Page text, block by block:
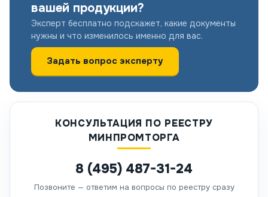
вашей продукции?
Эксперт бесплатно подскажет, какие документы
нужны и что изменилось именно для вас.
Задать вопрос эксперту
КОНСУЛЬТАЦИЯ ПО РЕЕСТРУ
МИНПРОМТОРГА
8 (495) 487-31-24
Позвоните — ответим на вопросы по реестру сразу